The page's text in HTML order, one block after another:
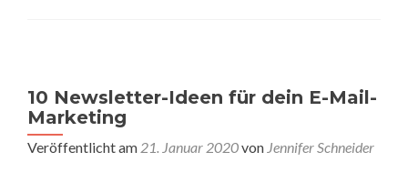
10 Newsletter-Ideen für dein E-Mail-
Marketing
Veröffentlicht am 21. Januar 2020von Jennifer Schneider